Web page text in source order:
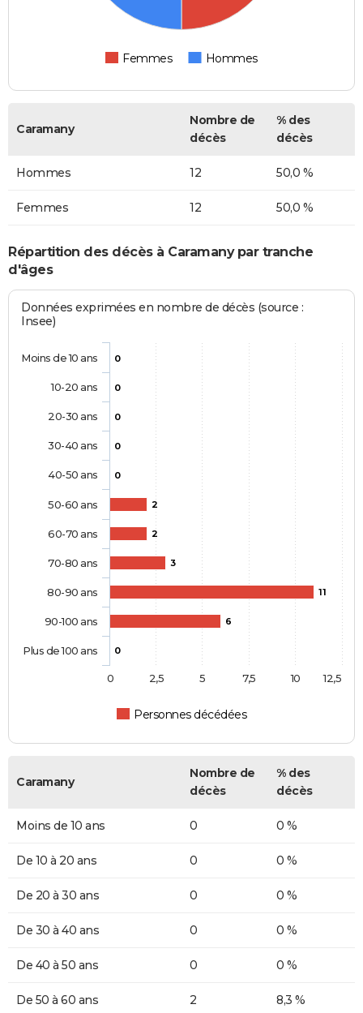
Femmes Hommes
Caramany
Nombre de
décès
% des
décès
Hommes 12 50,0 %
Femmes 12 50,0 %
Répartition des décès à Caramany par tranche
d'âges
Données exprimées en nombre de décès (source :
Insee)
0
0
0
0
0
2
2
3
11
6
0
Personnes décédées
Moins de 10 ans
10-20 ans
20-30 ans
30-40 ans
40-50 ans
50-60 ans
60-70 ans
70-80 ans
80-90 ans
90-100 ans
Plus de 100 ans
0 10
2,5 5 7,5 12,5
Caramany
Nombre de
décès
% des
décès
Moins de 10 ans 0 0 %
De 10 à 20 ans 0 0 %
De 20 à 30 ans 0 0 %
De 30 à 40 ans 0 0 %
De 40 à 50 ans 0 0 %
De 50 à 60 ans 2 8,3 %